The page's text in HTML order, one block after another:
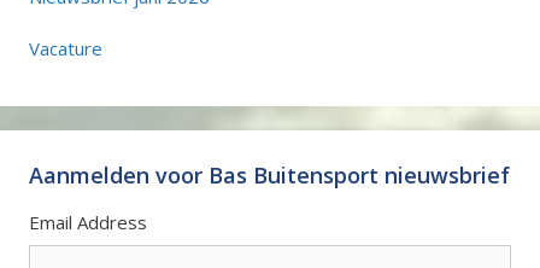
Vacature
Aanmelden voor Bas Buitensport nieuwsbrief
Email Address